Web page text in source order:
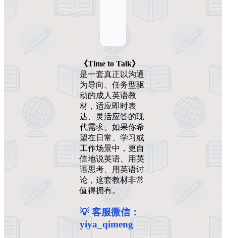
《Time to Talk》
是一套真正以沟通
为导向、任务型驱
动的成人英语教
材，适应即时表
达、灵活应答的现
代需求。如果你希
望在日常、学习或
工作场景中，更自
信地说英语、用英
语思考、用英语讨
论，这套教材非常
值得拥有。
💡 客服微信：
yiya_qimeng